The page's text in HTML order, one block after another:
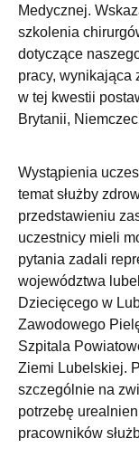
Medycznej.
szkolenia
dotyczące
pracy, wynikająca
w tej kwestii
Brytanii,
Wystąpienia
temat służby
przedstawieniu
uczestnicy mieli
pytania zadali
województwa
Dziecięcego w
Zawodowego
Szpitala
Ziemi Lubelskiej.
szczególnie na
potrzebę
pracowników